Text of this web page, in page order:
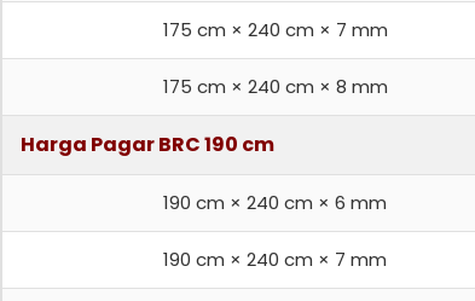
175 cm × 240 cm × 7 mm
175 cm × 240 cm × 8 mm
Harga Pagar BRC 190 cm
190 cm × 240 cm × 6 mm
190 cm × 240 cm × 7 mm